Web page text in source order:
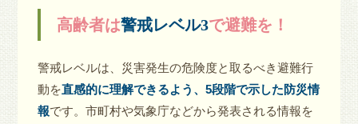
高齢者は警戒レベル3で避難を！
警戒レベルは、災害発生の危険度と取るべき避難行
動を直感的に理解できるよう、5段階で示した防災情
報です。市町村や気象庁などから発表される情報を